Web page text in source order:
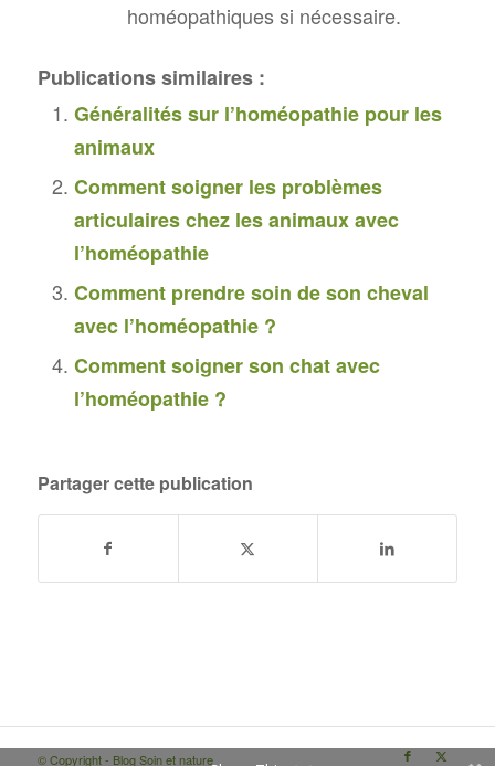
homéopathiques si nécessaire.
Publications similaires :
Généralités sur l’homéopathie pour les
animaux
Comment soigner les problèmes
articulaires chez les animaux avec
l’homéopathie
Comment prendre soin de son cheval
avec l’homéopathie ?
Comment soigner son chat avec
l’homéopathie ?
Partager cette publication
© Copyright - Blog Soin et nature